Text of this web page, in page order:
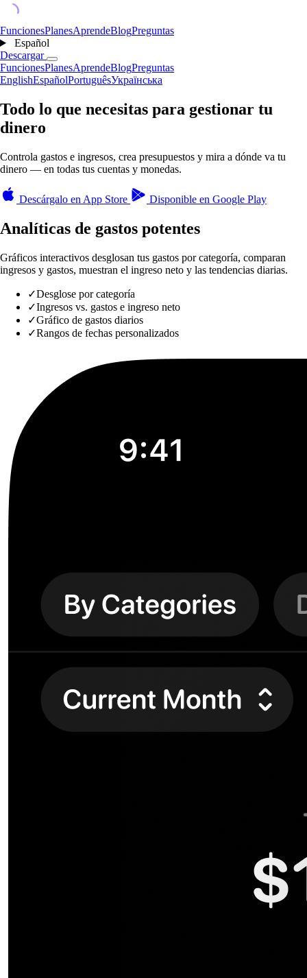
FuncionesPlanesAprendeBlogPreguntas
Español
Descargar
FuncionesPlanesAprendeBlogPreguntas
EnglishEspañolPortuguêsУкраїнська
Todo lo que necesitas para gestionar tu
dinero
Controla gastos e ingresos, crea presupuestos y mira a dónde va tu
dinero — en todas tus cuentas y monedas.
Descárgalo en App Store Disponible en Google Play
Analíticas de gastos potentes
Gráficos interactivos desglosan tus gastos por categoría, comparan
ingresos y gastos, muestran el ingreso neto y las tendencias diarias.
✓Desglose por categoría
✓Ingresos vs. gastos e ingreso neto
✓Gráfico de gastos diarios
✓Rangos de fechas personalizados